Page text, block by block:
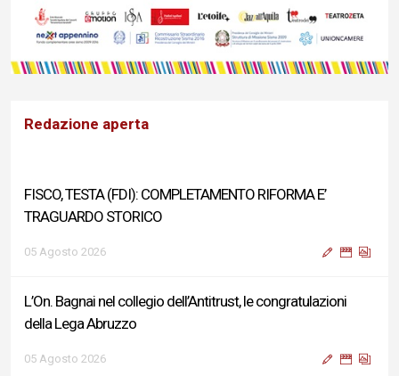
Redazione aperta
FISCO, TESTA (FDI): COMPLETAMENTO RIFORMA E’
TRAGUARDO STORICO
05 Agosto 2026
L’On. Bagnai nel collegio dell’Antitrust, le congratulazioni
della Lega Abruzzo
05 Agosto 2026